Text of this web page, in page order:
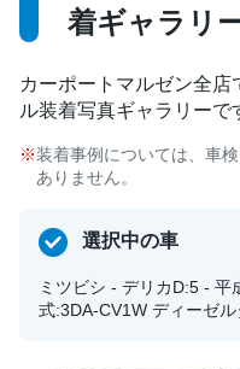
着ギャラリ
カーポートマルゼン全
ル装着写真ギャラリーで
装着事例については、車
ありません。
選択中の車
ミツビシ - デリカD:5 -
式:3DA-CV1W ディーゼ